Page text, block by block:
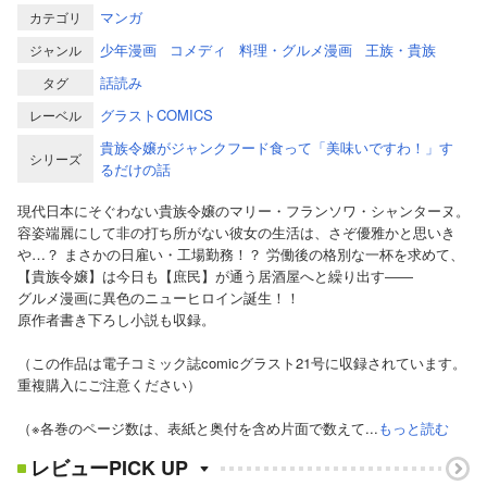
カテゴリ マンガ
ジャンル 少年漫画 コメディ 料理・グルメ漫画 王族・貴族
タグ 話読み
レーベル グラストCOMICS
シリーズ
貴族令嬢がジャンクフード食って「美味いですわ！」す
るだけの話
現代日本にそぐわない貴族令嬢のマリー・フランソワ・シャンターヌ。
容姿端麗にして非の打ち所がない彼女の生活は、さぞ優雅かと思いき
や…？ まさかの日雇い・工場勤務！？ 労働後の格別な一杯を求めて、
【貴族令嬢】は今日も【庶民】が通う居酒屋へと繰り出す――
グルメ漫画に異色のニューヒロイン誕生！！
原作者書き下ろし小説も収録。
（この作品は電子コミック誌comicグラスト21号に収録されています。
重複購入にご注意ください）
（※各巻のページ数は、表紙と奥付を含め片面で数えて...もっと読む
レビューPICK UP